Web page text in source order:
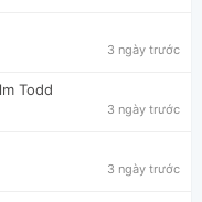
3 ngày trước
Todd
3 ngày trước
3 ngày trước